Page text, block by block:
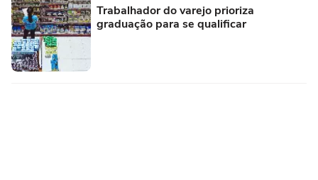
Trabalhador do varejo prioriza
graduação para se qualificar